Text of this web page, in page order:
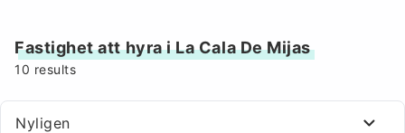
Fastighet att hyra i La Cala De Mijas
10 results
Nyligen